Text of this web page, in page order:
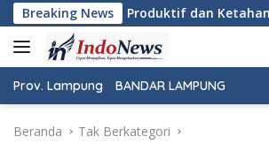
Langsung
ke
konten
Breaking News
Produktif dan Ketahanan Pangan
Prov. Lampung BANDAR LAMPUNG
Beranda Tak Berkategori